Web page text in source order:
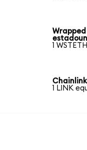
1
1 LINK